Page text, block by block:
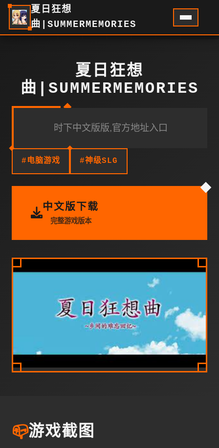
夏日狂想
曲|SUMMERMEMORIES
夏日狂想
曲|SUMMERMEMORIES
时下中文版版,官方地址入口
#电脑游戏 #神级SLG
中文版下载
完整游戏版本
📪游戏截图